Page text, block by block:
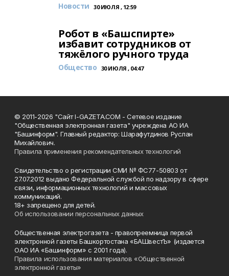
Новости 30 ИЮЛЯ , 12:59
Робот в «Башспирте»
избавит сотрудников от
тяжёлого ручного труда
Общество 30 ИЮЛЯ , 04:47
© 2011-2026 "Сайт I-GAZETA.COM - Сетевое издание
"Общественная электронная газета" учреждена АО ИА
"Башинформ". Главный редактор: Шарафутдинов Руслан
Михайлович.
Правила применения рекомендательных технологий
Свидетельство о регистрации СМИ № ФС77-50803 от
27.07.2012 выдано Федеральной службой по надзору в сфере
связи, информационных технологий и массовых
коммуникаций.
18+ запрещено для детей.
Об использовании персональных данных
Общественная электрогазета - правопреемница первой
электронной газеты Башкортостана «БАШвестЪ» (издается
ОАО ИА «Башинформ» с 2001 года).
Правила использования материалов «Общественной
электронной газеты»